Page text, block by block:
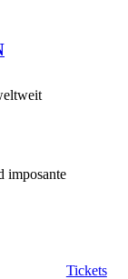
imposante
Tickets